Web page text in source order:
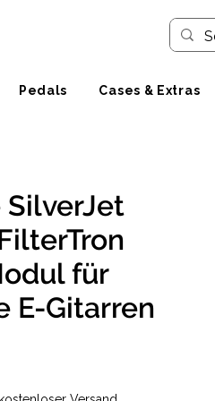
SilverJet
für
E-Gitarren
Pedals Cases & Extras